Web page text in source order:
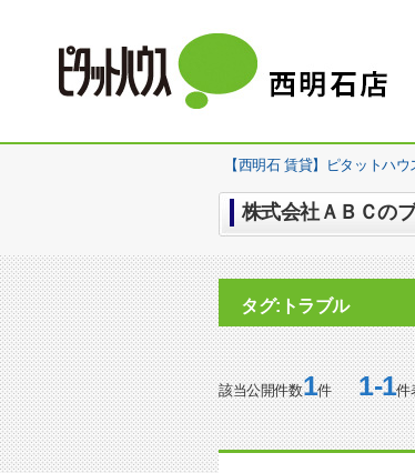
【西明石 賃貸】ピタットハ
株式会社ＡＢＣの
タグ:トラブル
該当公開件数1件1-1件